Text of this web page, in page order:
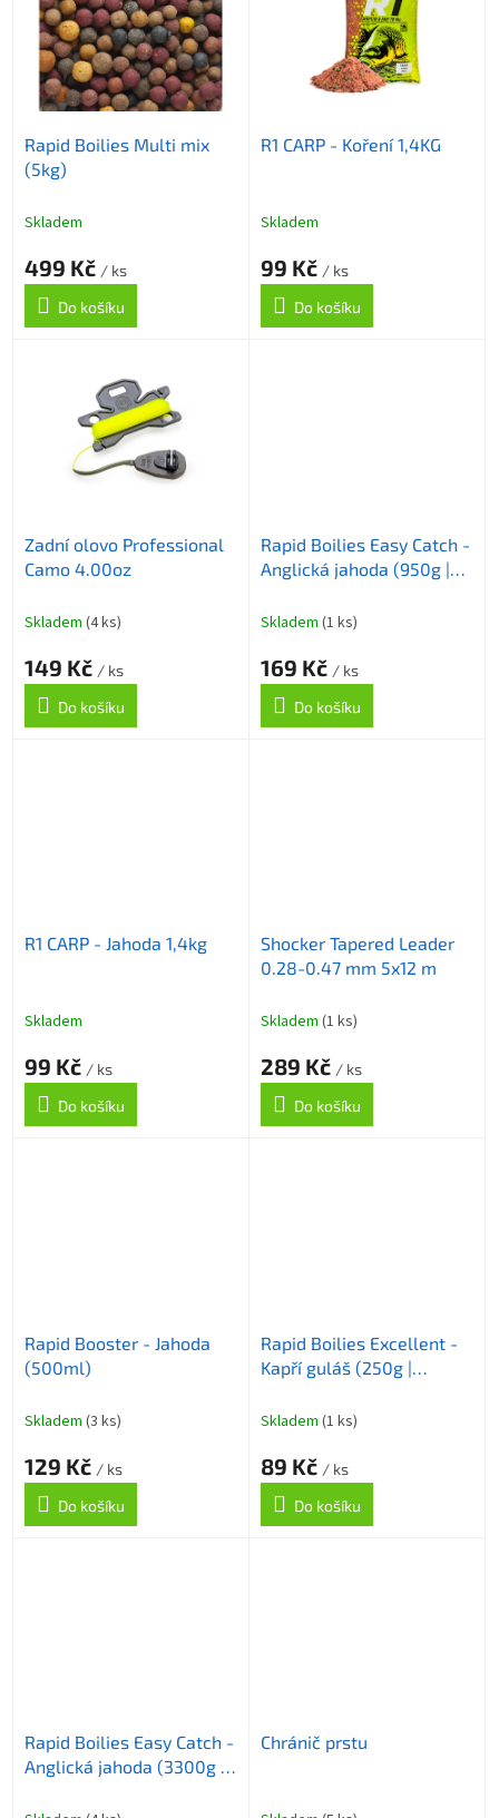
Rapid Boilies Multi mix
(5kg)
Skladem
499 Kč / ks
Do košíku
R1 CARP - Koření 1,4KG
Skladem
99 Kč / ks
Do košíku
Zadní olovo Professional
Camo 4.00oz
Skladem (4 ks)
149 Kč / ks
Do košíku
Rapid Boilies Easy Catch -
Anglická jahoda (950g |
Skladem (1 ks)
169 Kč / ks
Do košíku
R1 CARP - Jahoda 1,4kg
Skladem
99 Kč / ks
Do košíku
Shocker Tapered Leader
0.28-0.47 mm 5x12 m
Skladem (1 ks)
289 Kč / ks
Do košíku
Rapid Booster - Jahoda
(500ml)
Skladem (3 ks)
129 Kč / ks
Do košíku
Rapid Boilies Excellent -
Kapří guláš (250g |
Skladem (1 ks)
89 Kč / ks
Do košíku
Rapid Boilies Easy Catch -
Anglická jahoda (3300g |
Chránič prstu